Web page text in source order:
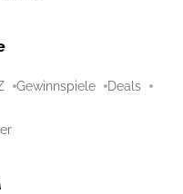
Gewinnspiele Deals